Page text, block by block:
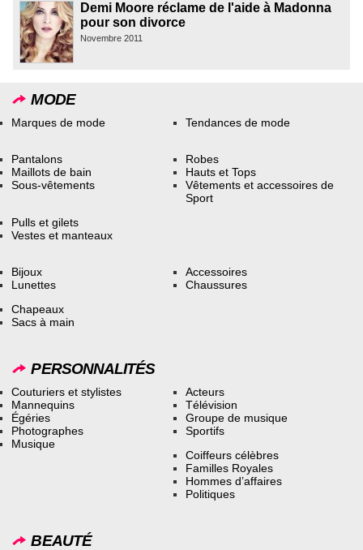
Demi Moore réclame de l'aide à Madonna
pour son divorce
Novembre 2011
MODE
Marques de mode Tendances de mode
Pantalons
Maillots de bain
Sous-vêtements
Robes
Hauts et Tops
Vêtements et accessoires de
Sport
Pulls et gilets
Vestes et manteaux
Bijoux
Lunettes
Accessoires
Chaussures
Chapeaux
Sacs à main
PERSONNALITÉS
Couturiers et stylistes
Mannequins
Égéries
Photographes
Musique
Acteurs
Télévision
Groupe de musique
Sportifs
Coiffeurs célèbres
Familles Royales
Hommes d’affaires
Politiques
BEAUTÉ